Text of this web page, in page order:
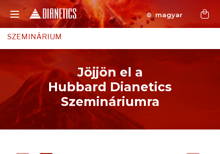
magyar
SZEMINÁRIUM
Jöjjön el a
Hubbard Dianetics
Szemináriumra